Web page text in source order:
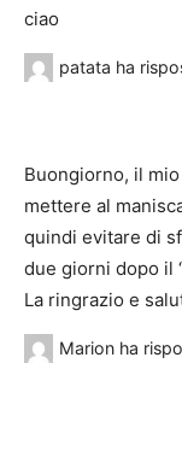
ciao
patata ha
Buongiorno, il
mettere al
quindi evitare di
due giorni dopo il
La ringrazio e
Marion ha